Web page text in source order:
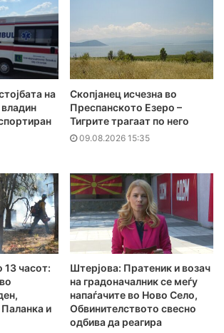
на
владин
Скопјанец исчезна во
Преспанското Езеро –
Тигрите трагаат по него
09.08.2026 15:35
13 часот:
и
Штерјова: Пратеник и возач
на градоначалник се меѓу
напаѓачите во Ново Село,
Обвинителството свесно
одбива да реагира